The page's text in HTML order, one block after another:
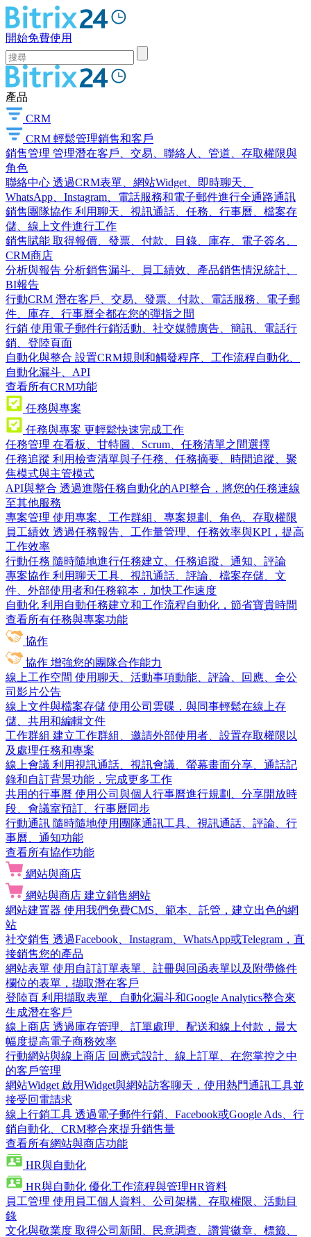
開始免費使用
產品
CRM
CRM 輕鬆管理銷售和客戶
銷售管理 管理潛在客戶、交易、聯絡人、管道、存取權限與
角色
聯絡中心 透過CRM表單、網站Widget、即時聊天、
WhatsApp、Instagram、電話服務和電子郵件進行全通路通訊
銷售團隊協作 利用聊天、視訊通話、任務、行事曆、檔案存
儲、線上文件進行工作
銷售賦能 取得報價、發票、付款、目錄、庫存、電子簽名、
CRM商店
分析與報告 分析銷售漏斗、員工績效、產品銷售情況統計、
BI報告
行動CRM 潛在客戶、交易、發票、付款、電話服務、電子郵
件、庫存、行事曆全都在您的彈指之間
行銷 使用電子郵件行銷活動、社交媒體廣告、簡訊、電話行
銷、登陸頁面
自動化與整合 設置CRM規則和觸發程序、工作流程自動化、
自動化漏斗、API
查看所有CRM功能
任務與專案
任務與專案 更輕鬆快速完成工作
任務管理 在看板、甘特圖、Scrum、任務清單之間選擇
任務追蹤 利用檢查清單與子任務、任務摘要、時間追蹤、聚
焦模式與主管模式
API與整合 透過進階任務自動化的API整合，將您的任務連線
至其他服務
專案管理 使用專案、工作群組、專案規劃、角色、存取權限
員工績效 透過任務報告、工作量管理、任務效率與KPI，提高
工作效率
行動任務 隨時隨地進行任務建立、任務追蹤、通知、評論
專案協作 利用聊天工具、視訊通話、評論、檔案存儲、文
件、外部使用者和任務範本，加快工作速度
自動化 利用自動任務建立和工作流程自動化，節省寶貴時間
查看所有任務與專案功能
協作
協作 增強您的團隊合作能力
線上工作空間 使用聊天、活動事項動能、評論、回應、全公
司影片公告
線上文件與檔案存儲 使用公司雲碟，與同事輕鬆在線上存
儲、共用和編輯文件
工作群組 建立工作群組、邀請外部使用者、設置存取權限以
及處理任務和專案
線上會議 利用視訊通話、視訊會議、螢幕畫面分享、通話記
錄和自訂背景功能，完成更多工作
共用的行事曆 使用公司與個人行事曆進行規劃、分享開放時
段、會議室預訂、行事曆同步
行動通訊 隨時隨地使用團隊通訊工具、視訊通話、評論、行
事曆、通知功能
查看所有協作功能
網站與商店
網站與商店 建立銷售網站
網站建置器 使用我們免費CMS、範本、託管，建立出色的網
站
社交銷售 透過Facebook、Instagram、WhatsApp或Telegram，直
接銷售您的產品
網站表單 使用自訂訂單表單、註冊與回函表單以及附帶條件
欄位的表單，擷取潛在客戶
登陸頁 利用擷取表單、自動化漏斗和Google Analytics整合來
生成潛在客戶
線上商店 透過庫存管理、訂單處理、配送和線上付款，最大
幅度提高電子商務效率
行動網站與線上商店 回應式設計、線上訂單、在您掌控之中
的客戶管理
網站Widget 啟用Widget與網站訪客聊天，使用熱門通訊工具並
接受回電請求
線上行銷工具 透過電子郵件行銷、Facebook或Google Ads、行
銷自動化、CRM整合來提升銷售量
查看所有網站與商店功能
HR與自動化
HR與自動化 優化工作流程與管理HR資料
員工管理 使用員工個人資料、公司架構、存取權限、活動目
錄
文化與敬業度 取得公司新聞、民意調查、讚賞徽章、標籤、